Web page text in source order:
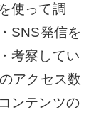
使って調
SNS発信を
考察してい
アクセス数
ンテンツの